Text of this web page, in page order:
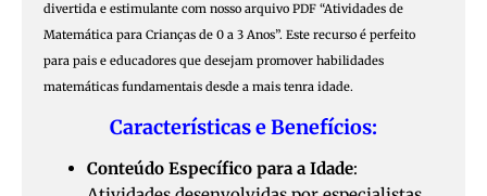
divertida e estimulante com nosso arquivo PDF “Atividades de
Matemática para Crianças de 0 a 3 Anos”. Este recurso é perfeito
para pais e educadores que desejam promover habilidades
matemáticas fundamentais desde a mais tenra idade.
Características e Benefícios:
Conteúdo Específico para a Idade: